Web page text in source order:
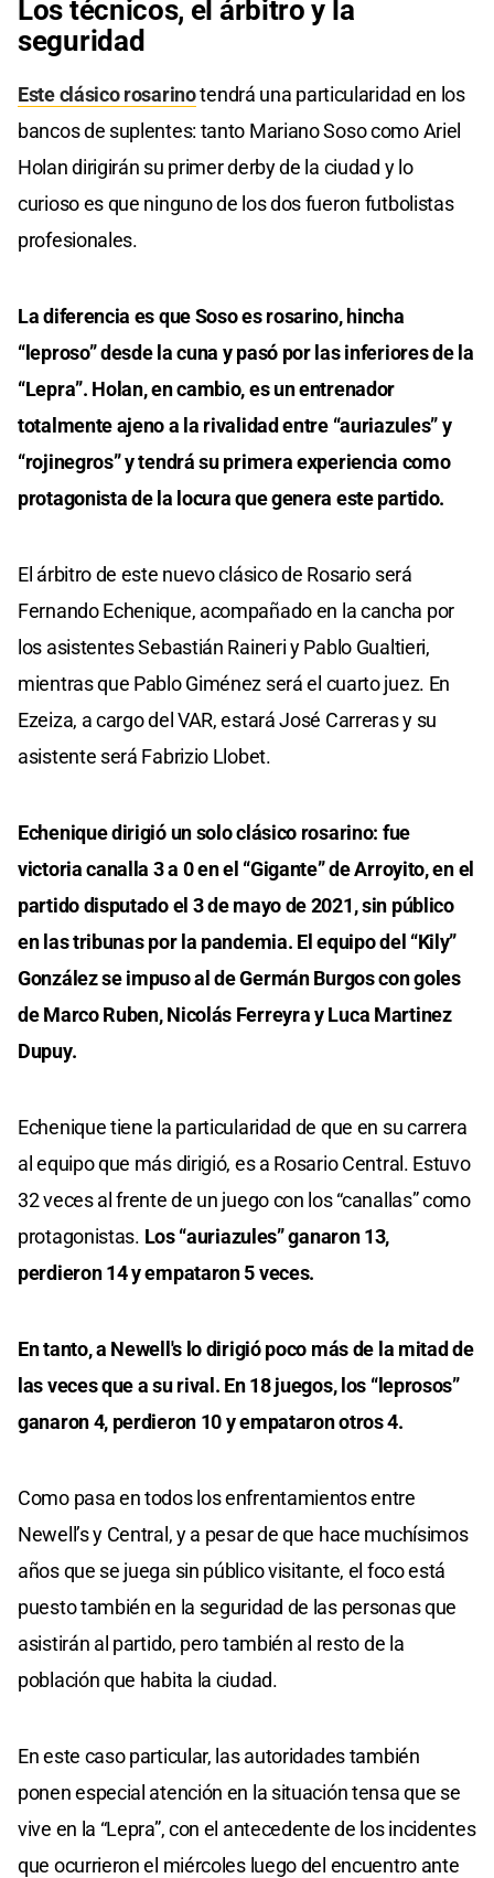
Los técnicos, el árbitro y la
seguridad
Este clásico rosarinotendrá una particularidad en los
bancos de suplentes: tanto Mariano Soso como Ariel
Holan dirigirán su primer derby de la ciudad y lo
curioso es que ninguno de los dos fueron futbolistas
profesionales.
La diferencia es que Soso es rosarino, hincha
“leproso” desde la cuna y pasó por las inferiores de la
“Lepra”. Holan, en cambio, es un entrenador
totalmente ajeno a la rivalidad entre “auriazules” y
“rojinegros” y tendrá su primera experiencia como
protagonista de la locura que genera este partido.
El árbitro de este nuevo clásico de Rosario será
Fernando Echenique, acompañado en la cancha por
los asistentes Sebastián Raineri y Pablo Gualtieri,
mientras que Pablo Giménez será el cuarto juez. En
Ezeiza, a cargo del VAR, estará José Carreras y su
asistente será Fabrizio Llobet.
Echenique dirigió un solo clásico rosarino: fue
victoria canalla 3 a 0 en el “Gigante” de Arroyito, en el
partido disputado el 3 de mayo de 2021, sin público
en las tribunas por la pandemia. El equipo del “Kily”
González se impuso al de Germán Burgos con goles
de Marco Ruben, Nicolás Ferreyra y Luca Martinez
Dupuy.
Echenique tiene la particularidad de que en su carrera
al equipo que más dirigió, es a Rosario Central. Estuvo
32 veces al frente de un juego con los “canallas” como
protagonistas. Los “auriazules” ganaron 13,
perdieron 14 y empataron 5 veces.
En tanto, a Newell's lo dirigió poco más de la mitad de
las veces que a su rival. En 18 juegos, los “leprosos”
ganaron 4, perdieron 10 y empataron otros 4.
Como pasa en todos los enfrentamientos entre
Newell’s y Central, y a pesar de que hace muchísimos
años que se juega sin público visitante, el foco está
puesto también en la seguridad de las personas que
asistirán al partido, pero también al resto de la
población que habita la ciudad.
En este caso particular, las autoridades también
ponen especial atención en la situación tensa que se
vive en la “Lepra”, con el antecedente de los incidentes
que ocurrieron el miércoles luego del encuentro ante